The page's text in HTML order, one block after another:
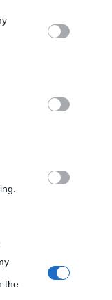
IAB’s list of
us to third parties
that may further
or more Google
including but
You may click to
party tags to
in below Google
the